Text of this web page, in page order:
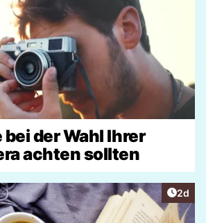
bei der Wahl Ihrer
achten sollten
2d